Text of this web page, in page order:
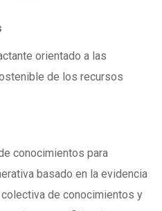
orientado a las
de los recursos
conocimientos para
basado en la evidencia
de conocimientos y